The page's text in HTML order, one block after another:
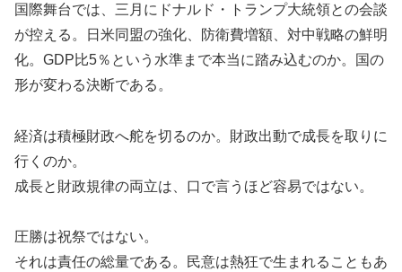
国際舞台では、三月にドナルド・トランプ大統領との会談
が控える。日米同盟の強化、防衛費増額、対中戦略の鮮明
化。GDP比5％という水準まで本当に踏み込むのか。国の
形が変わる決断である。
経済は積極財政へ舵を切るのか。財政出動で成長を取りに
行くのか。
成長と財政規律の両立は、口で言うほど容易ではない。
圧勝は祝祭ではない。
それは責任の総量である。民意は熱狂で生まれることもあ